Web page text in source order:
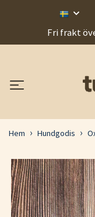
Fri frakt
Hem Hundgodis